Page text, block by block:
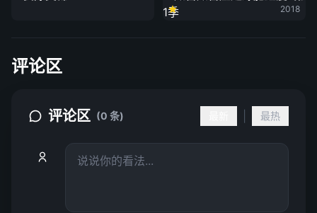
2018
评论区
评论区 (0 条) 最热